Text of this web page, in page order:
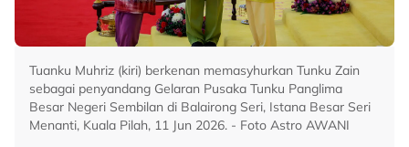
Tuanku Muhriz (kiri) berkenan memasyhurkan Tunku Zain
sebagai penyandang Gelaran Pusaka Tunku Panglima
Besar Negeri Sembilan di Balairong Seri, Istana Besar Seri
Menanti, Kuala Pilah, 11 Jun 2026. - Foto Astro AWANI